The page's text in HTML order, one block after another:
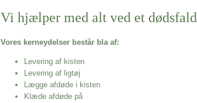
Vi hjælper med alt ved et dødsfald
Vores kerneydelser består bla af:
Levering af kisten
Levering af ligtøj
Lægge afdøde i kisten
Klæde afdøde på